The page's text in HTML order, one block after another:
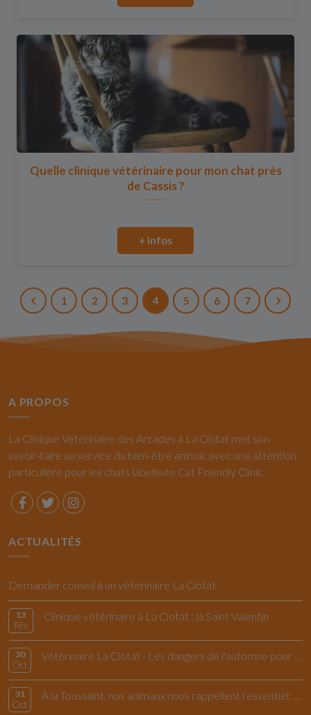
Quelle clinique vétérinaire pour mon chat près
de Cassis ?
+ infos
1 2 3 4 5 6 7
A PROPOS
La Clinique Vétérinaire des Arcades à La Ciotat met son
savoir-faire au service du bien-être animal, avec une attention
particulière pour les chats labellisée Cat Friendly Clinic.
ACTUALITÉS
Demander conseil à un vétérinaire La Ciotat
13
Fév
Clinique vétérinaire à La Ciotat : la Saint Valentin
30
Oct
Vétérinaire La Ciotat - Les dangers de l'automne pour le chiens et les chats
31
Oct
À la Toussaint, nos animaux nous rappellent l’essentiel: vivre l’instant présent